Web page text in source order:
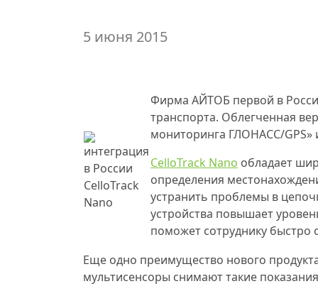
5 июня 2015
Фирма АЙТОБ первой в
транспорта. Облегченная
мониторинга ГЛОНАСС/GPS»
CelloTrack Nano обладает
определения
устранить проблемы в
устройства повышает
поможет сотруднику
Еще одно преимущество нового
мультисенсоры снимают такие